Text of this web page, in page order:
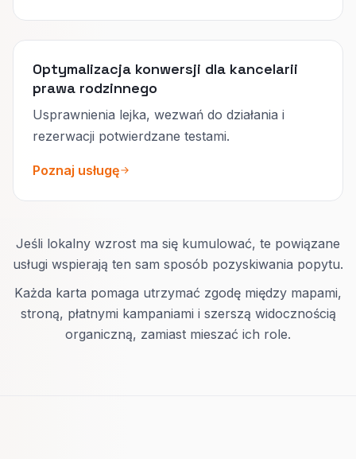
Optymalizacja konwersji dla kancelarii
prawa rodzinnego
Usprawnienia lejka, wezwań do działania i
rezerwacji potwierdzane testami.
Poznaj usługę
Jeśli lokalny wzrost ma się kumulować, te powiązane
usługi wspierają ten sam sposób pozyskiwania popytu.
Każda karta pomaga utrzymać zgodę między mapami,
stroną, płatnymi kampaniami i szerszą widocznością
organiczną, zamiast mieszać ich role.